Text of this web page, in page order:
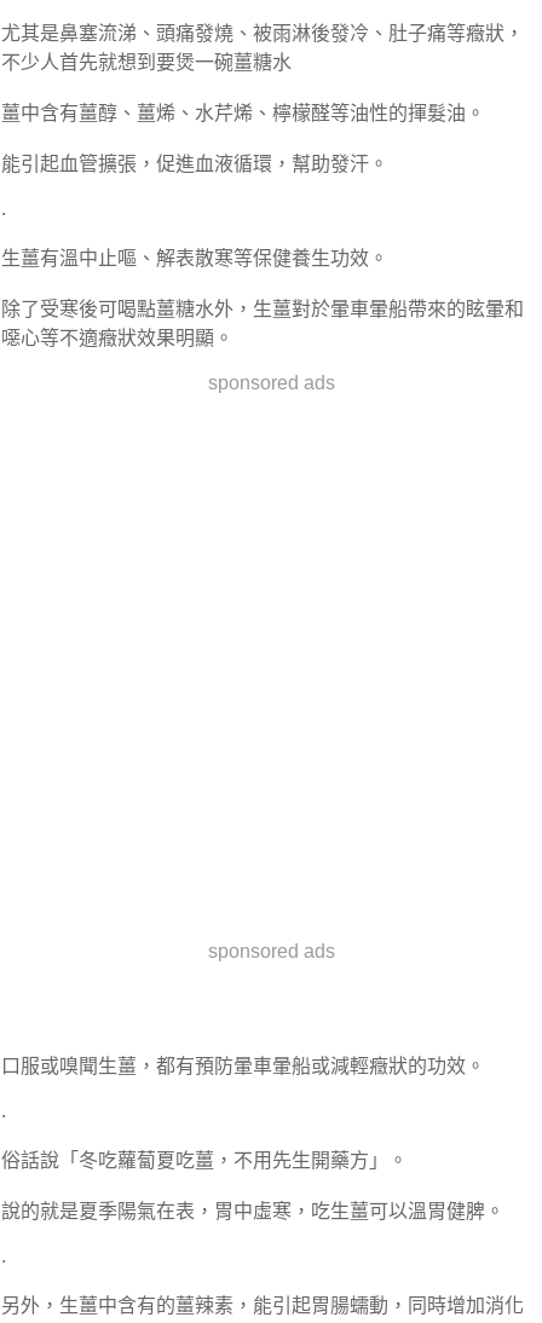
尤其是鼻塞流涕、頭痛發燒、被雨淋後發冷、肚子痛等癥狀，
不少人首先就想到要煲一碗薑糖水
薑中含有薑醇、薑烯、水芹烯、檸檬醛等油性的揮髮油。
能引起血管擴張，促進血液循環，幫助發汗。
.
生薑有溫中止嘔、解表散寒等保健養生功效。
除了受寒後可喝點薑糖水外，生薑對於暈車暈船帶來的眩暈和
噁心等不適癥狀效果明顯。
sponsored ads
sponsored ads
口服或嗅聞生薑，都有預防暈車暈船或減輕癥狀的功效。
.
俗話說「冬吃蘿蔔夏吃薑，不用先生開藥方」。
說的就是夏季陽氣在表，胃中虛寒，吃生薑可以溫胃健脾。
.
另外，生薑中含有的薑辣素，能引起胃腸蠕動，同時增加消化